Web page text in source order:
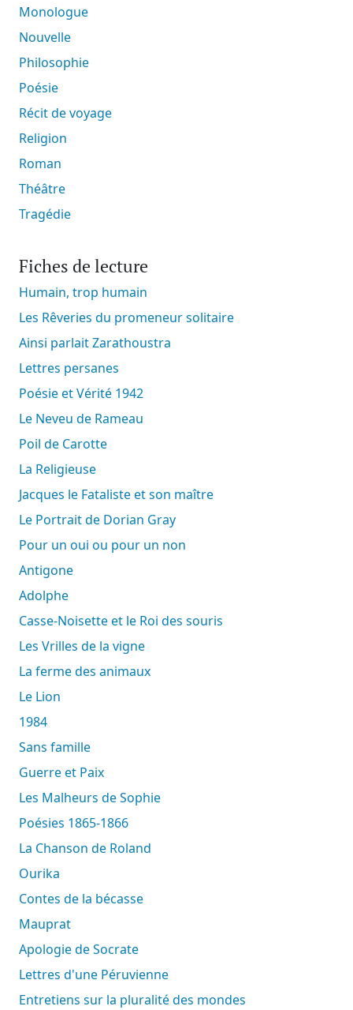
Monologue
Nouvelle
Philosophie
Poésie
Récit de voyage
Religion
Roman
Théâtre
Tragédie
Fiches de lecture
Humain, trop humain
Les Rêveries du promeneur solitaire
Ainsi parlait Zarathoustra
Lettres persanes
Poésie et Vérité 1942
Le Neveu de Rameau
Poil de Carotte
La Religieuse
Jacques le Fataliste et son maître
Le Portrait de Dorian Gray
Pour un oui ou pour un non
Antigone
Adolphe
Casse-Noisette et le Roi des souris
Les Vrilles de la vigne
La ferme des animaux
Le Lion
1984
Sans famille
Guerre et Paix
Les Malheurs de Sophie
Poésies 1865-1866
La Chanson de Roland
Ourika
Contes de la bécasse
Mauprat
Apologie de Socrate
Lettres d'une Péruvienne
Entretiens sur la pluralité des mondes